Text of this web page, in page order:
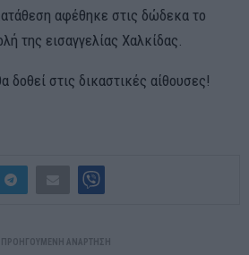
αφέθηκε στις δώδεκα το
της εισαγγελίας Χαλκίδας.
στις δικαστικές αίθουσες!
ΠΡΟΗΓΟΎΜΕΝΗ ΑΝΆΡΤΗΣΗ